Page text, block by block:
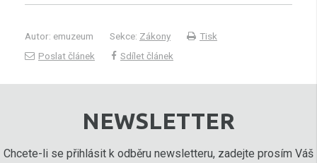
Autor: emuzeum Sekce: Zákony
Tisk
Poslat článek
Sdílet článek
NEWSLETTER
Chcete-li se přihlásit k odběru newsletteru, zadejte prosím Váš